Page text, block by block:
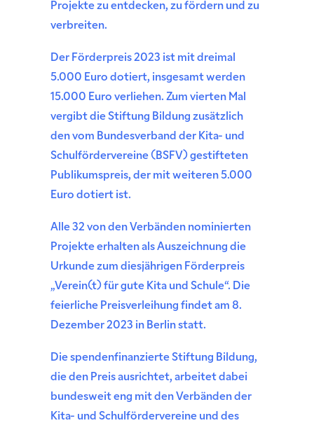
Projekte zu entdecken, zu fördern und zu
verbreiten.
Der Förderpreis 2023 ist mit dreimal
5.000 Euro dotiert, insgesamt werden
15.000 Euro verliehen. Zum vierten Mal
vergibt die Stiftung Bildung zusätzlich
den vom Bundesverband der Kita- und
Schulfördervereine (BSFV) gestifteten
Publikumspreis, der mit weiteren 5.000
Euro dotiert ist.
Alle 32 von den Verbänden nominierten
Projekte erhalten als Auszeichnung die
Urkunde zum diesjährigen Förderpreis
„Verein(t) für gute Kita und Schule“. Die
feierliche Preisverleihung findet am 8.
Dezember 2023 in Berlin statt.
Die spendenfinanzierte Stiftung Bildung,
die den Preis ausrichtet, arbeitet dabei
bundesweit eng mit den Verbänden der
Kita- und Schulfördervereine und des